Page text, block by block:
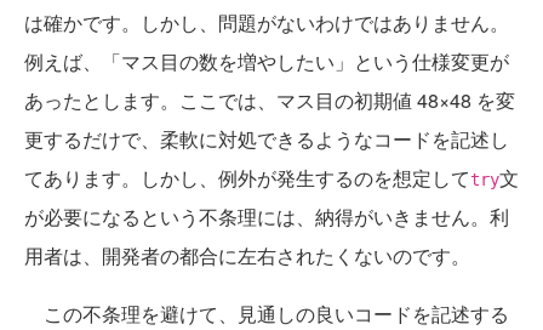
は確かです。しかし、問題がないわけではありません。
例えば、「マス目の数を増やしたい」という仕様変更が
あったとします。ここでは、マス目の初期値 48×48 を変
更するだけで、柔軟に対処できるようなコードを記述し
てあります。しかし、例外が発生するのを想定してtry文
が必要になるという不条理には、納得がいきません。利
用者は、開発者の都合に左右されたくないのです。
この不条理を避けて、見通しの良いコードを記述する